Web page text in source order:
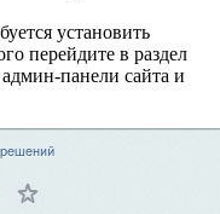
установить
перейдите в раздел
панели сайта и